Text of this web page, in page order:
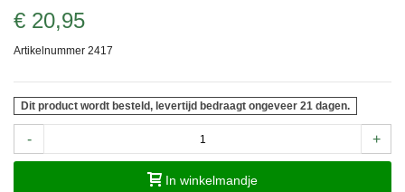
€ 20,95
Artikelnummer 2417
Dit product wordt besteld, levertijd bedraagt ongeveer 21 dagen.
- +
In winkelmandje